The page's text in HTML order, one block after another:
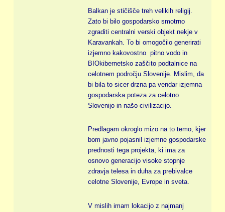
Balkan je stičišče treh velikih religij.
Zato bi bilo gospodarsko smotrno
zgraditi centralni verski objekt nekje v
Karavankah. To bi omogočilo generirati
izjemno kakovostno pitno vodo in
BIOkibernetsko zaščito podtalnice na
celotnem področju Slovenije. Mislim, da
bi bila to sicer drzna pa vendar izjemna
gospodarska poteza za celotno
Slovenijo in našo civilizacijo.
Predlagam okroglo mizo na to temo, kjer
bom javno pojasnil izjemne gospodarske
prednosti tega projekta, ki ima za
osnovo generacijo visoke stopnje
zdravja telesa in duha za prebivalce
celotne Slovenije, Evrope in sveta.
V mislih imam lokacijo z najmanj